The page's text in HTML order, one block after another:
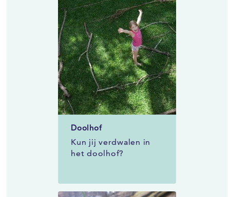
Doolhof
Kun jij verdwalen in
het doolhof?